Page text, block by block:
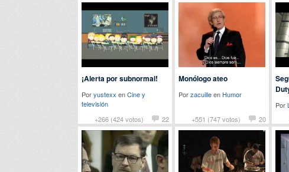
+266 (424 votos) 22
¡Alerta por subnormal!
Poryustexx enCine y
televisión
+551 (747 votos)
20
Monólogo ateo
Porzacuilleen Humor
Por